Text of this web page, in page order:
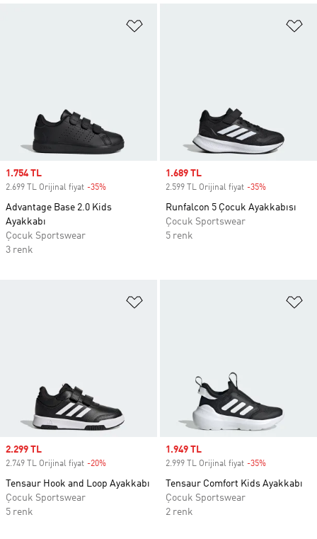
Sale price
1.754 TL
2.699 TL Orijinal fiyat -35%
Advantage Base 2.0 Kids
Ayakkabı
Çocuk Sportswear
3 renk
Sale price
1.689 TL
2.599 TL Orijinal fiyat -35%
Runfalcon 5 Çocuk Ayakkabısı
Çocuk Sportswear
5 renk
Sale price
2.299 TL
2.749 TL Orijinal fiyat -20%
Tensaur Hook and Loop Ayakkabı
Çocuk Sportswear
5 renk
Sale price
1.949 TL
2.999 TL Orijinal fiyat -35%
Tensaur Comfort Kids Ayakkabı
Çocuk Sportswear
2 renk